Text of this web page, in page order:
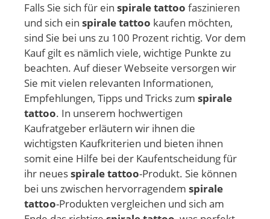
Falls Sie sich für ein spirale tattoo faszinieren
und sich ein spirale tattoo kaufen möchten,
sind Sie bei uns zu 100 Prozent richtig. Vor dem
Kauf gilt es nämlich viele, wichtige Punkte zu
beachten. Auf dieser Webseite versorgen wir
Sie mit vielen relevanten Informationen,
Empfehlungen, Tipps und Tricks zum spirale
tattoo. In unserem hochwertigen
Kaufratgeber erläutern wir ihnen die
wichtigsten Kaufkriterien und bieten ihnen
somit eine Hilfe bei der Kaufentscheidung für
ihr neuesspirale tattoo-Produkt. Sie können
bei uns zwischen hervorragendem spirale
tattoo-Produkten vergleichen und sich am